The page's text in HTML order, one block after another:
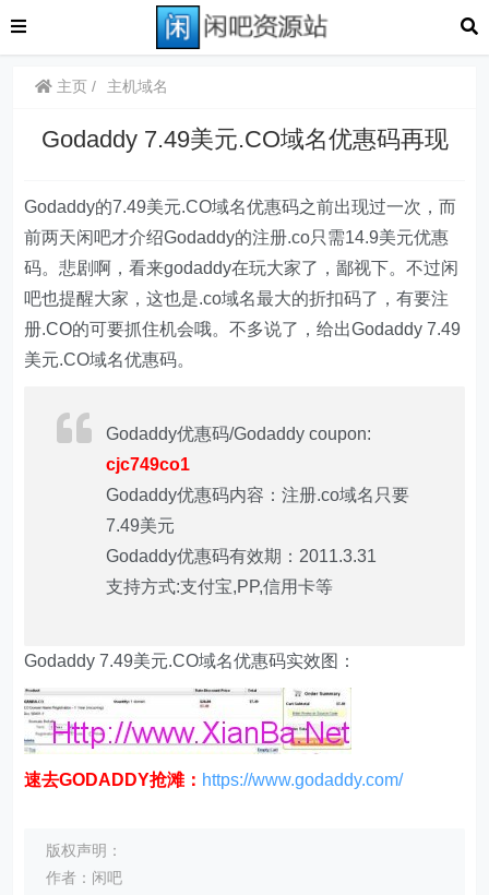
主页 主机域名
Godaddy 7.49美元.CO域名优惠码再现
Godaddy的7.49美元.CO域名优惠码之前出现过一次，而
前两天闲吧才介绍Godaddy的注册.co只需14.9美元优惠
码。悲剧啊，看来godaddy在玩大家了，鄙视下。不过闲
吧也提醒大家，这也是.co域名最大的折扣码了，有要注
册.CO的可要抓住机会哦。不多说了，给出Godaddy 7.49
美元.CO域名优惠码。
Godaddy优惠码/Godaddy coupon:
cjc749co1
Godaddy优惠码内容：注册.co域名只要
7.49美元
Godaddy优惠码有效期：2011.3.31
支持方式:支付宝,PP,信用卡等
Godaddy 7.49美元.CO域名优惠码实效图：
速去GODADDY抢滩： https://www.godaddy.com/
版权声明：
作者：闲吧